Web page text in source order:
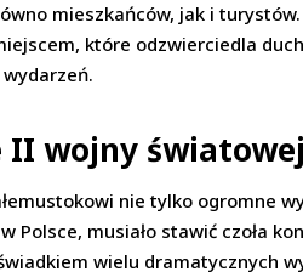
mieszkańców, jak i
które odzwierciedla
II wojny światowej
nie tylko ogromne
Polsce, musiało stawić czoła
wielu dramatycznych